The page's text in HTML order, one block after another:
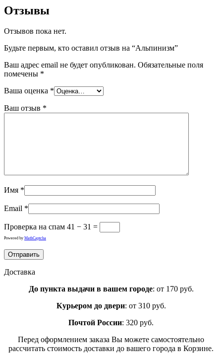
Отзывы
Отзывов пока нет.
Будьте первым, кто оставил отзыв на “Альпинизм”
Ваш адрес email не будет опубликован. Обязательные поля
помечены *
Ваша оценка *
Ваш отзыв *
Имя *
Email *
Проверка на спам 41 − 31 =
Powered by MathCaptcha
Доставка
До пункта выдачи в вашем городе: от 170 руб.
Курьером до двери: от 310 руб.
Почтой России: 320 руб.
Перед оформлением заказа Вы можете самостоятельно
рассчитать стоимость доставки до вашего города в Корзине.